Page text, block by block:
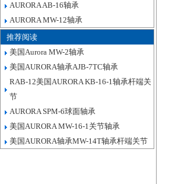
AURORA AB-16轴承
AURORA MW-12轴承
推荐阅读
美国Aurora MW-2轴承
美国AURORA轴承AJB-7TC轴承
RAB-12美国AURORA KB-16-1轴承杆端关
节
AURORA SPM-6球面轴承
美国AURORA MW-16-1关节轴承
美国AURORA轴承MW-14T轴承杆端关节